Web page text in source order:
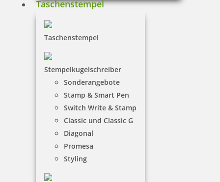
Taschenstempel
Taschenstempel
Stempelkugelschreiber
Sonderangebote
Stamp & Smart Pen
Switch Write & Stamp
Classic und Classic G
Diagonal
Promesa
Styling